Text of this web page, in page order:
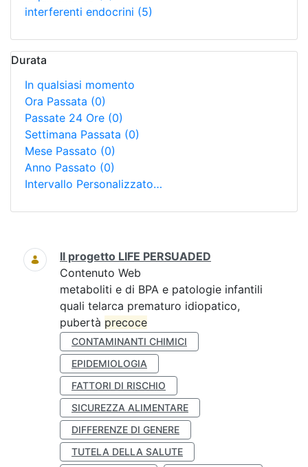
interferenti endocrini (5)
Durata
In qualsiasi momento
Ora Passata (0)
Passate 24 Ore (0)
Settimana Passata (0)
Mese Passato (0)
Anno Passato (0)
Intervallo Personalizzato…
Ricerca
Il progetto LIFE PERSUADED
Contenuto Web
metaboliti e di BPA e patologie infantili
quali telarca prematuro idiopatico,
pubertà precoce
CONTAMINANTI CHIMICI
EPIDEMIOLOGIA
FATTORI DI RISCHIO
SICUREZZA ALIMENTARE
DIFFERENZE DI GENERE
TUTELA DELLA SALUTE